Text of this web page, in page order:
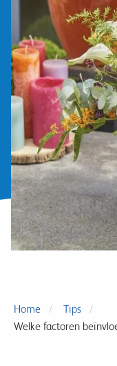
Home
Tips
Welke factoren